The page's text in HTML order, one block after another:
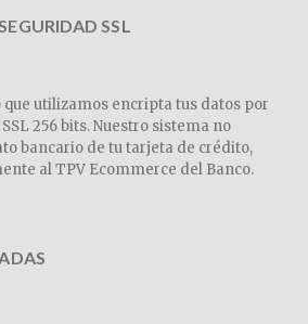
SSL
que utilizamos encripta tus datos por
256 bits. Nuestro sistema no
bancario de tu tarjeta de crédito,
al TPV Ecommerce del Banco.